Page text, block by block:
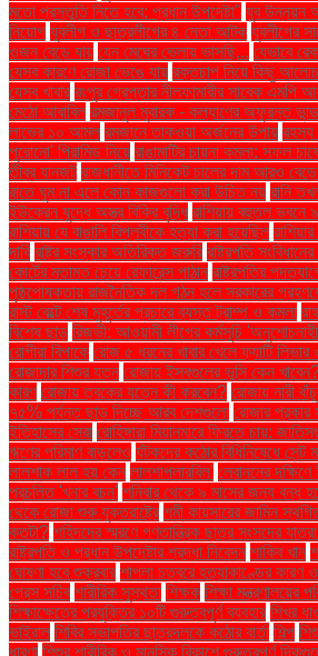
মতো প্রস্তুতি নিতে হবে: প্রধান উপদেষ্টা" যুব উন্নয়ন
নিয়োগ যুবলীগ ও ছাত্রলীগের ৪ নেতা আটক যুবলীগের
ওজন বেড়ে যায় যেন মেঘের ভেলায় ভাসছি... যেভাবে
যেসব কারণে রোজা ভেঙে যায় রক্তচাপ নিয়ে কিছু
যেসব খাবার রংপুর গ্রেপ্তার নীলফামারীর সাবেক এমপি
মেঠো আবাবিল রমজানুল মুবারক - কল্যাণের অফুরন্ত
লাভের ১০ আমল রমজানে তাকওয়া অর্জনের উপায় রহস্য
পুরোনো' পিরামিড নিয়ে রাঙামাটির চায়না কমলা: সফল
তীব্র যানজট রাজধানীতে মিনিকেট চালের দাম আরও
রাতে ঘুম না এলে কোন কাজগুলো করা উচিত নয় রানি
ইউক্রেন যুদ্ধে অস্ত্র বিক্রি বৃদ্ধি রাশিয়ায় বহুতল ভবনে
রাশিয়ায় যে বাঙালি বিপ্লবীকে হত্যা করা হয়েছিল
দাবি রাষ্ট্র সংস্কার অতিরিক্ত জরুরি রাষ্ট্রপতি
কোর্টের মতামত চেয়ে রেফারেন্স পাঠান রাষ্ট্রপতির
পৃষ্ঠপোষকতায় রাজনৈতিক দল গঠন হলে সরকারের
রাস্ট বেল্টে শেষ মুহূর্তের প্রচারে ব্যস্ত ট্রাম্প ও কমলা
বিশেষ ছাড় রিজভী: আওয়ামী লীগের কর্মসূচি
রোগীরা বিপাকে রোজ ৫ ধরনের খাবার খেলে ফ্যাটি লিভার
রোজাদার শিশুর যত্ন রোজায় ইসবগুলের ভুসি কেন
কারণ রোজায় ত্বকের যত্নে কী করবেন? রোজায় নারী
৭৫% পর্যন্ত ছাড় দিচ্ছে আরব দেশগুলো রোজার প্রকার
ইতিহাসের সেরা রোহিঙ্গারা মিয়ানমারে ফিরতে চায়:
ঋণের পরিমাণ বাড়লেও র্যটকদের কঠোর বিধিনিষেধে সেন্ট
লালশাক লাল হয় কেন লালশাপলারবিল' লেবাননের দক্ষিণে
প্রচলিত 'খনার বচন' শনিবার থেকে ৯ মাসের জন্য বন্ধ
থেকে রোজা শুরু যুক্তরাষ্ট্রে শমী কায়সারের জামিন
কতটা? শহিদদের স্মরণে গণতান্ত্রিক ছাত্র সংসদের
রাষ্ট্রপতি ও প্রধান উপদেষ্টার শ্রদ্ধা নিবেদন শাকিব খান
ঘোষণা হবে শুক্রবার শাপলা চত্বরে হত্যাকাণ্ডের কারণ
প্রেস সচিব শারীরিক সুস্থতা শিক্ষক শিক্ষা মন্ত্রণালয়ের
শিক্ষাক্ষেত্রে প্রযুক্তির ১০টি গুরুত্বপূর্ণ ব্যবহার শিখর
ভাইরাল শিবির সভাপতির ছাত্রদলকে কঠোর বার্তা শিল্প
ধারণা শিশুর শারীরিক ও মানসিক বিকাশে গুরুত্বপূর্ণ